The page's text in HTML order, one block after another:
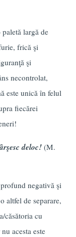
paletă largă de
frică şi
şi
necontrolat,
este unică în felul
fiecărei
deloc! (M.
negativă şi
altfel de separare,
căsătoria cu
acesta este